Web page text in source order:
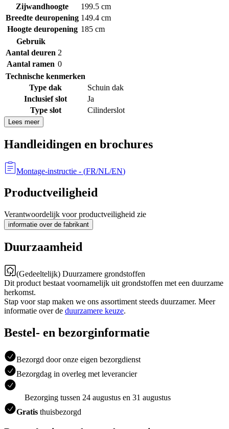
Zijwandhoogte
199.5 cm
Breedte deuropening 149.4 cm
Hoogte deuropening 185 cm
Gebruik
Aantal deuren 2
Aantal ramen 0
Technische kenmerken
Type dak
Schuin dak
Inclusief slot
Ja
Type slot
Cilinderslot
Lees meer
Handleidingen en brochures
Montage-instructie - (FR/NL/EN)
Productveiligheid
Verantwoordelijk voor productveiligheid zie
informatie over de fabrikant
Duurzaamheid
(Gedeeltelijk) Duurzamere grondstoffen
Dit product bestaat voornamelijk uit grondstoffen met een duurzame
herkomst.
Stap voor stap maken we ons assortiment steeds duurzamer. Meer
informatie over de duurzamere keuze.
Bestel- en bezorginformatie
Bezorgd door onze eigen bezorgdienst
Bezorgdag in overleg met leverancier
Bezorging tussen 24 augustus en 31 augustus
Gratis thuisbezorgd